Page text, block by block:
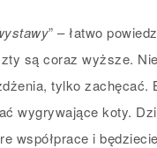
” – łatwo
są coraz wyższe.
tylko zachęcać.
wygrywające koty.
współprace i